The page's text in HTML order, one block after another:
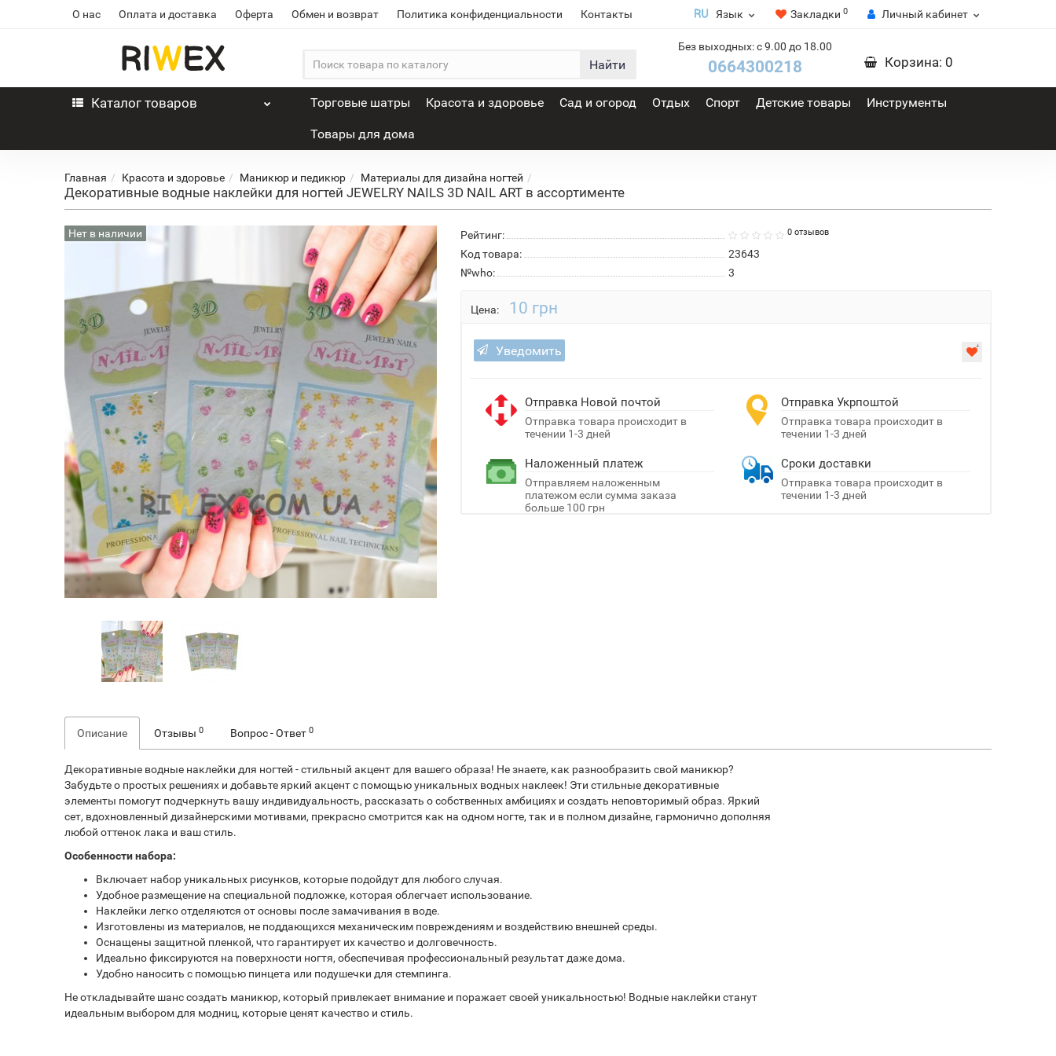
О нас Оплата и доставка Оферта Обмен и возврат Политика конфиденциальности Контакты Язык Закладки 0 Личный кабинет
Найти
Без выходных: с 9.00 до 18.00
0664300218 Корзина: 0
Каталог товаров Торговые шатры Красота и здоровье Сад и огород Отдых Спорт Детские товары Инструменты
Товары для дома
Главная Красота и здоровье Маникюр и педикюр Материалы для дизайна ногтей
Декоративные водные наклейки для ногтей JEWELRY NAILS 3D NAIL ART в ассортименте
Нет в наличии Рейтинг: 0 отзывов
Код товара:
23643
№who:
3
Цена: 10 грн
Уведомить
Отправка Новой почтой
Отправка товара происходит в
течении 1-3 дней
Отправка Укрпоштой
Отправка товара происходит в
течении 1-3 дней
Наложенный платеж
Отправляем наложенным
платежом если сумма заказа
больше 100 грн
Сроки доставки
Отправка товара происходит в
течении 1-3 дней
Описание Отзывы0 Вопрос - Ответ0
Декоративные водные наклейки для ногтей - стильный акцент для вашего образа! Не знаете, как разнообразить свой маникюр?
Забудьте о простых решениях и добавьте яркий акцент с помощью уникальных водных наклеек! Эти стильные декоративные
элементы помогут подчеркнуть вашу индивидуальность, рассказать о собственных амбициях и создать неповторимый образ. Яркий
сет, вдохновленный дизайнерскими мотивами, прекрасно смотрится как на одном ногте, так и в полном дизайне, гармонично дополняя
любой оттенок лака и ваш стиль.
Особенности набора:
Включает набор уникальных рисунков, которые подойдут для любого случая.
Удобное размещение на специальной подложке, которая облегчает использование.
Наклейки легко отделяются от основы после замачивания в воде.
Изготовлены из материалов, не поддающихся механическим повреждениям и воздействию внешней среды.
Оснащены защитной пленкой, что гарантирует их качество и долговечность.
Идеально фиксируются на поверхности ногтя, обеспечивая профессиональный результат даже дома.
Удобно наносить с помощью пинцета или подушечки для стемпинга.
Не откладывайте шанс создать маникюр, который привлекает внимание и поражает своей уникальностью! Водные наклейки станут
идеальным выбором для модниц, которые ценят качество и стиль.